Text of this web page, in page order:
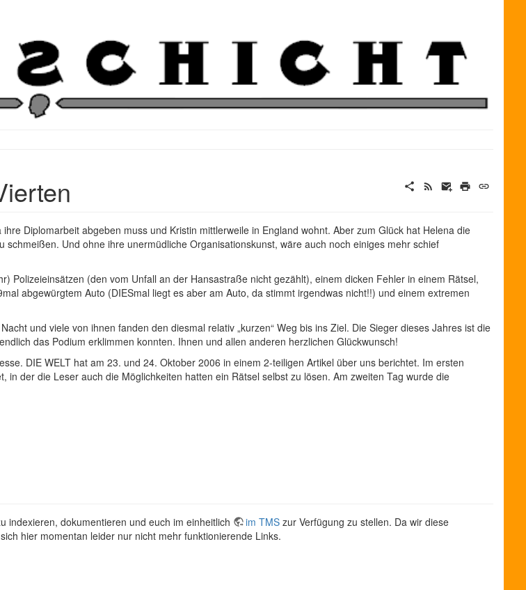
Diplomarbeit abgeben muss und Kristin mittlerweile in England wohnt. Aber zum Glück hat Helena die
Und ohne ihre unermüdliche Organisationskunst, wäre auch noch einiges mehr schief
Polizeieinsätzen (den vom Unfall an der Hansastraße nicht gezählt), einem dicken Fehler in einem Rätsel,
abgewürgtem Auto (DIESmal liegt es aber am Auto, da stimmt irgendwas nicht!!) und einem extremen
und viele von ihnen fanden den diesmal relativ „kurzen“ Weg bis ins Ziel. Die Sieger dieses Jahres ist die
das Podium erklimmen konnten. Ihnen und allen anderen herzlichen Glückwunsch!
DIE WELT hat am 23. und 24. Oktober 2006 in einem 2-teiligen Artikel über uns berichtet. Im ersten
in der die Leser auch die Möglichkeiten hatten ein Rätsel selbst zu lösen. Am zweiten Tag wurde die
indexieren, dokumentieren und euch im einheitlich im TMS zur Verfügung zu stellen. Da wir diese
hier momentan leider nur nicht mehr funktionierende Links.